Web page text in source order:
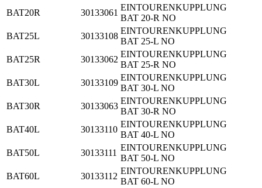
BAT20R
30133061
EINTOURENKUPPLUNG
BAT 20-R NO
BAT25L
30133108
EINTOURENKUPPLUNG
BAT 25-L NO
BAT25R
30133062
EINTOURENKUPPLUNG
BAT 25-R NO
BAT30L
30133109
EINTOURENKUPPLUNG
BAT 30-L NO
BAT30R
30133063
EINTOURENKUPPLUNG
BAT 30-R NO
BAT40L
30133110
EINTOURENKUPPLUNG
BAT 40-L NO
BAT50L
30133111
EINTOURENKUPPLUNG
BAT 50-L NO
BAT60L
30133112
EINTOURENKUPPLUNG
BAT 60-L NO